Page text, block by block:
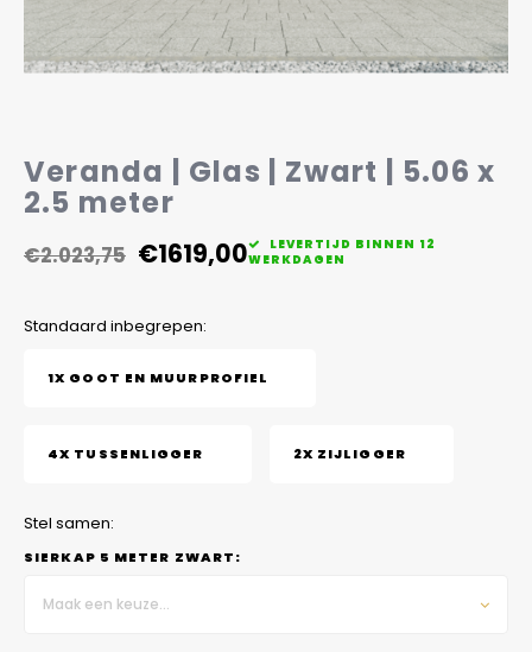
Veelgestelde vragen
Veranda | Glas | Zwart | 5.06 x
2.5 meter
€2.023,75 €1619,00
LEVERTIJD BINNEN 12
WERKDAGEN
Standaard inbegrepen:
1X GOOT EN MUURPROFIEL
4X TUSSENLIGGER 2X ZIJLIGGER
Stel samen:
SIERKAP 5 METER ZWART:
Maak een keuze...